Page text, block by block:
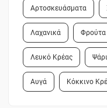
Αρτοσκευάσματα
Λαχανικά Φρούτα
Λευκό Κρέας
Αυγά Κόκκινο